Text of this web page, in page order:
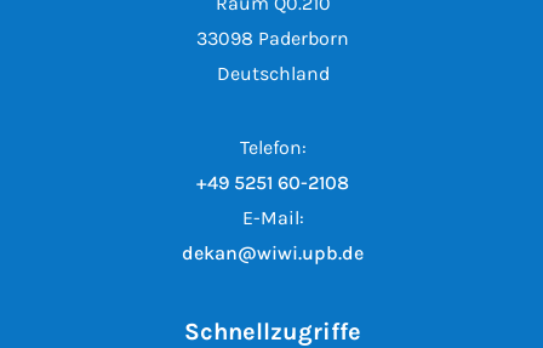
33098 Paderborn
Deutschland
Telefon:
+49 5251 60-2108
E-Mail:
dekan@wiwi.upb.de
Schnellzugriffe